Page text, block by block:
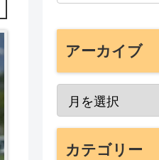
アーカイブ
カテゴリー